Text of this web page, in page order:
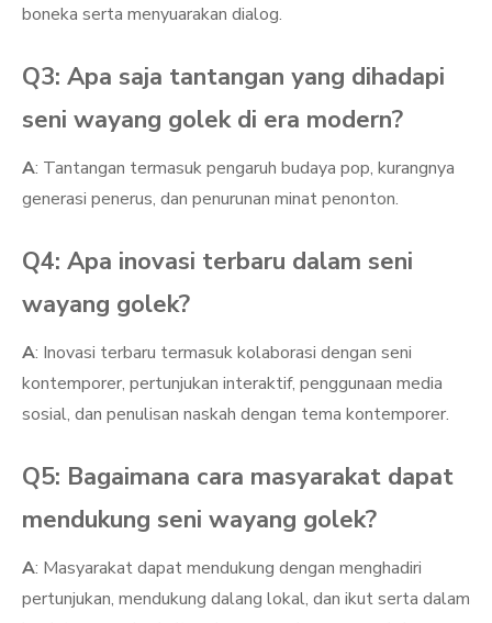
boneka serta menyuarakan dialog.
Q3: Apa saja tantangan yang dihadapi
seni wayang golek di era modern?
A: Tantangan termasuk pengaruh budaya pop, kurangnya
generasi penerus, dan penurunan minat penonton.
Q4: Apa inovasi terbaru dalam seni
wayang golek?
A: Inovasi terbaru termasuk kolaborasi dengan seni
kontemporer, pertunjukan interaktif, penggunaan media
sosial, dan penulisan naskah dengan tema kontemporer.
Q5: Bagaimana cara masyarakat dapat
mendukung seni wayang golek?
A: Masyarakat dapat mendukung dengan menghadiri
pertunjukan, mendukung dalang lokal, dan ikut serta dalam